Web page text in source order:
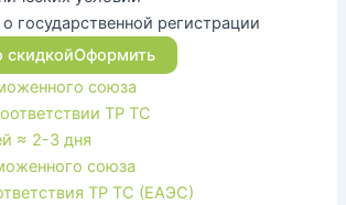
государственной регистрации
скидкойОформить
союза
ТР ТС
≈ 2-3 дня
союза
ТР ТС (ЕАЭС)